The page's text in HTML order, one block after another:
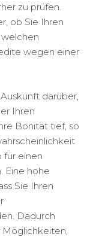
zu prüfen.
ob Sie Ihren
wegen einer
darüber,
Ihren
Bonität tief, so
für einen
Eine hohe
Sie Ihren
Dadurch